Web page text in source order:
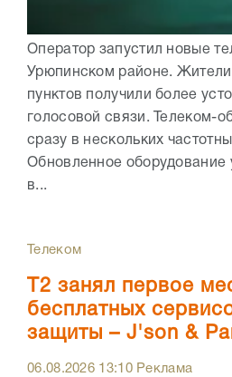
Оператор запустил новые
Урюпинском районе.
пунктов получили более
голосовой связи. Телеком-
сразу в нескольких
Обновленное оборудование
в...
Телеком
Т2 занял первое
бесплатных
защиты – J'son &
06.08.2026 13:10Реклама